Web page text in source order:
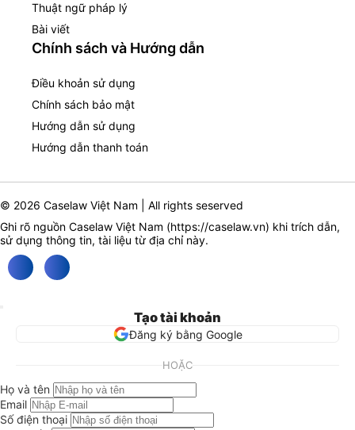
Thuật ngữ pháp lý
Bài viết
Chính sách và Hướng dẫn
Điều khoản sử dụng
Chính sách bảo mật
Hướng dẫn sử dụng
Hướng dẫn thanh toán
© 2026 Caselaw Việt Nam | All rights seserved
Ghi rõ nguồn Caselaw Việt Nam (https://caselaw.vn) khi trích dẫn,
sử dụng thông tin, tài liệu từ địa chỉ này.
Tạo tài khoản
Đăng ký bằng Google
HOẶC
Họ và tên
Email
Số điện thoại